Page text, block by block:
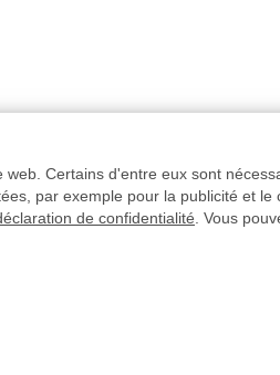
de vos fichiers se fait après le
web. Certains d'entre eux sont
par exemple pour la publicité et
de confidentialité . Vous